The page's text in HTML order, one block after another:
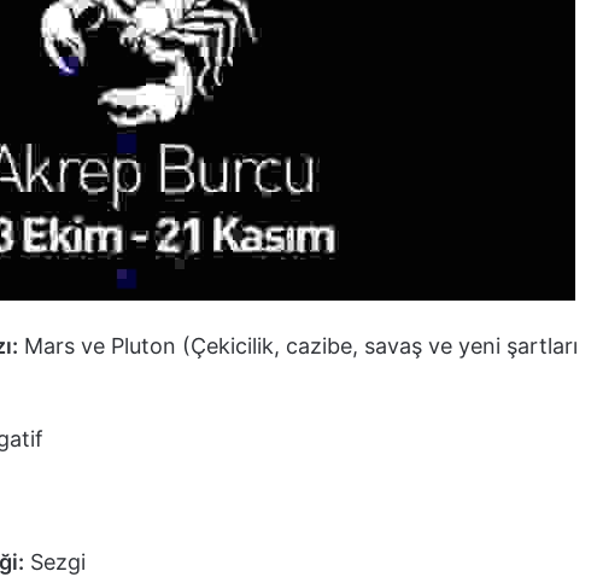
Mars ve Pluton (Çekicilik, cazibe, savaş ve yeni şartları
Sezgi